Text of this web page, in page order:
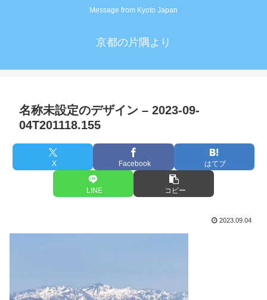
Message from Kyoto Japan
京都の片隅より
名称未設定のデザイン – 2023-09-
04T201118.155
X Facebook はてブ
LINE コピー
2023.09.04